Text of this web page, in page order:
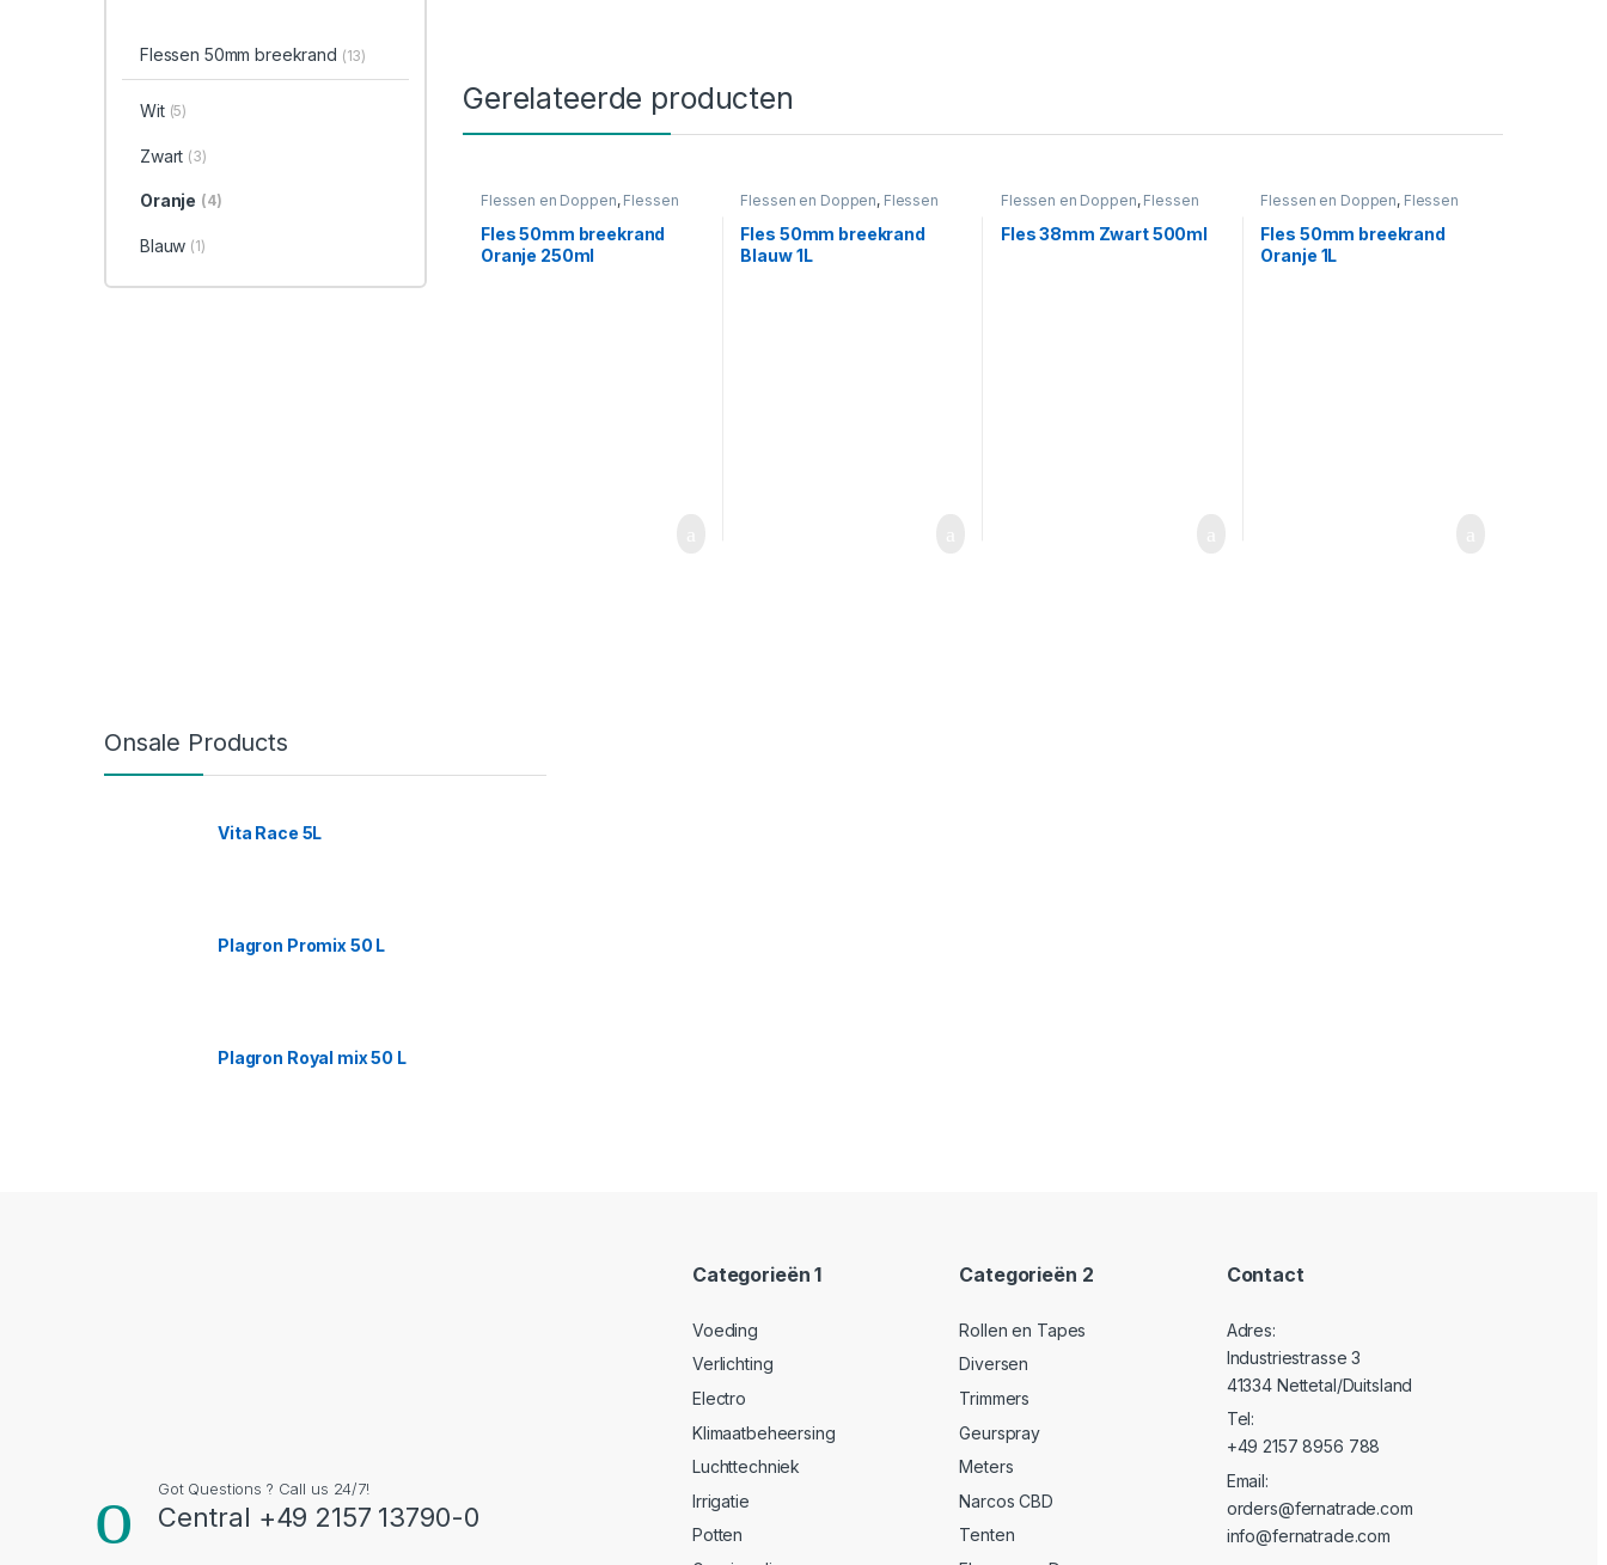
Gerelateerde producten
Flessen en Doppen, Flessen
50mm breekrand
Fles 50mm breekrand
Oranje 250ml
Flessen en Doppen, Flessen
50mm breekrand
Fles 50mm breekrand
Blauw 1L
Flessen en Doppen, Flessen
Fles 38mm Zwart 500ml
Flessen en Doppen, Flessen
50mm breekrand
Fles 50mm breekrand
Oranje 1L
Flessen 50mm breekrand (13)
Wit (5)
Zwart (3)
Oranje (4)
Blauw (1)
Onsale Products
Vita Race 5L
Plagron Promix 50 L
Plagron Royal mix 50 L
Got Questions ? Call us 24/7!
Central +49 2157 13790-0
Categorieën 1
Voeding
Verlichting
Electro
Klimaatbeheersing
Luchttechniek
Irrigatie
Potten
Categorieën 2
Rollen en Tapes
Diversen
Trimmers
Geurspray
Meters
Narcos CBD
Tenten
Contact
Adres:
Industriestrasse 3
41334 Nettetal/Duitsland
Tel:
+49 2157 8956 788
Email:
orders@fernatrade.com
info@fernatrade.com